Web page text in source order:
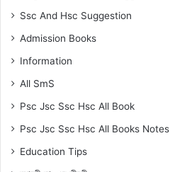
Ssc And Hsc Suggestion
Admission Books
Information
All SmS
Psc Jsc Ssc Hsc All Book
Psc Jsc Ssc Hsc All Books Notes
Education Tips